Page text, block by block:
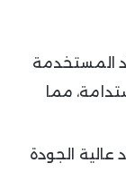
المستخدمة
مما
الجودة